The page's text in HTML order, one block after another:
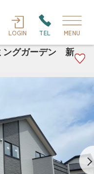
LOGIN TEL MENU
ングガーデン 新